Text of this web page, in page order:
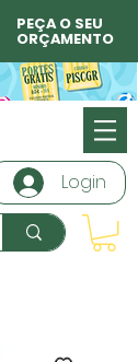
PEÇA O SEU
ORÇAMENTO
Login